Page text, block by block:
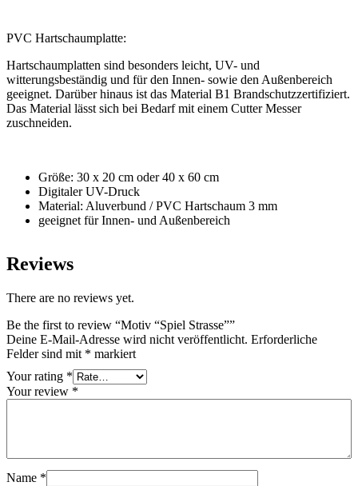
PVC Hartschaumplatte:
Hartschaumplatten sind besonders leicht, UV- und
witterungsbeständig und für den Innen- sowie den Außenbereich
geeignet. Darüber hinaus ist das Material B1 Brandschutzzertifiziert.
Das Material lässt sich bei Bedarf mit einem Cutter Messer
zuschneiden.
Größe: 30 x 20 cm oder 40 x 60 cm
Digitaler UV-Druck
Material: Aluverbund / PVC Hartschaum 3 mm
geeignet für Innen- und Außenbereich
Reviews
There are no reviews yet.
Be the first to review “Motiv “Spiel Strasse””
Deine E-Mail-Adresse wird nicht veröffentlicht. Erforderliche
Felder sind mit * markiert
Your rating *
Your review *
Name *